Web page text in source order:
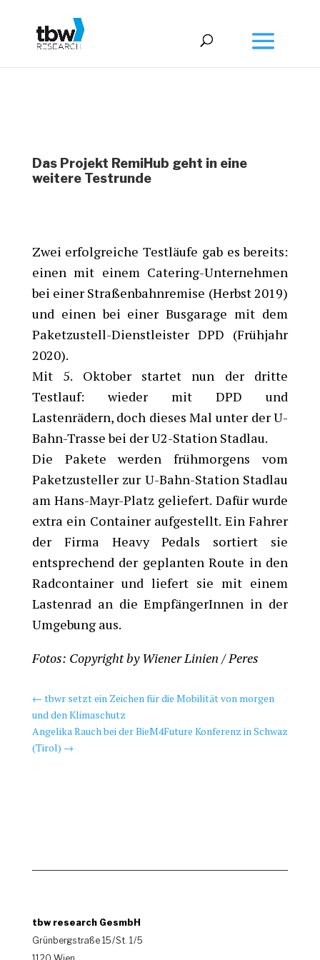
Das Projekt RemiHub geht in eine
weitere Testrunde
Zwei erfolgreiche Testläufe gab es bereits:
einen mit einem Catering-Unternehmen
bei einer Straßenbahnremise (Herbst 2019)
und einen bei einer Busgarage mit dem
Paketzustell-Dienstleister DPD (Frühjahr
2020).
Mit 5. Oktober startet nun der dritte
Testlauf: wieder mit DPD und
Lastenrädern, doch dieses Mal unter der U-
Bahn-Trasse bei der U2-Station Stadlau.
Die Pakete werden frühmorgens vom
Paketzusteller zur U-Bahn-Station Stadlau
am Hans-Mayr-Platz geliefert. Dafür wurde
extra ein Container aufgestellt. Ein Fahrer
der Firma Heavy Pedals sortiert sie
entsprechend der geplanten Route in den
Radcontainer und liefert sie mit einem
Lastenrad an die EmpfängerInnen in der
Umgebung aus.
Fotos: Copyright by Wiener Linien / Peres
← tbwr setzt ein Zeichen für die Mobilität von morgen
und den Klimaschutz
Angelika Rauch bei der BieM4Future Konferenz in Schwaz
(Tirol) →
tbw research GesmbH
Grünbergstraße 15 / St. 1 / 5